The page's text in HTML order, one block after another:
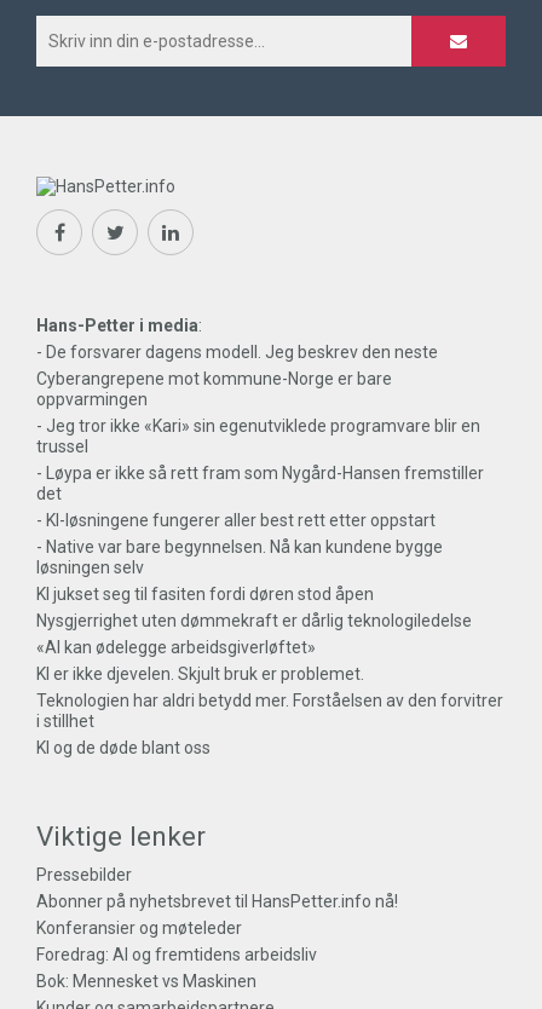
Hans-Petter i media:
- De forsvarer dagens modell. Jeg beskrev den neste
Cyberangrepene mot kommune-Norge er bare
oppvarmingen
- Jeg tror ikke «Kari» sin egenutviklede programvare blir en
trussel
- Løypa er ikke så rett fram som Nygård-Hansen fremstiller
det
- KI-løsningene fungerer aller best rett etter oppstart
- Native var bare begynnelsen. Nå kan kundene bygge
løsningen selv
KI jukset seg til fasiten fordi døren stod åpen
Nysgjerrighet uten dømmekraft er dårlig teknologiledelse
«AI kan ødelegge arbeidsgiverløftet»
KI er ikke djevelen. Skjult bruk er problemet.
Teknologien har aldri betydd mer. Forståelsen av den forvitrer
i stillhet
KI og de døde blant oss
Viktige lenker
Pressebilder
Abonner på nyhetsbrevet til HansPetter.info nå!
Konferansier og møteleder
Foredrag: AI og fremtidens arbeidsliv
Bok: Mennesket vs Maskinen